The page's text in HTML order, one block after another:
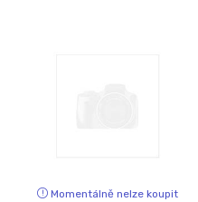
Momentálně nelze koupit